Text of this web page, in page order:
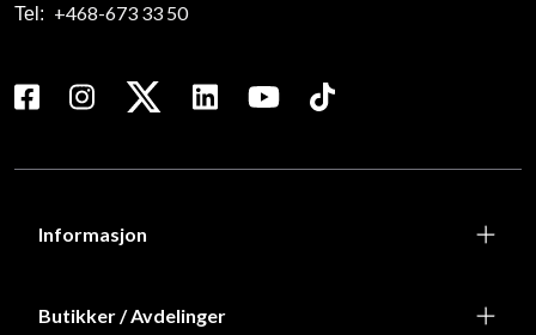
Tel: +468-673 33 50
Informasjon
Butikker / Avdelinger